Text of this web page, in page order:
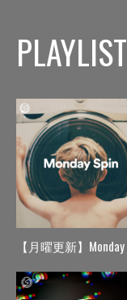
PLAYLIST